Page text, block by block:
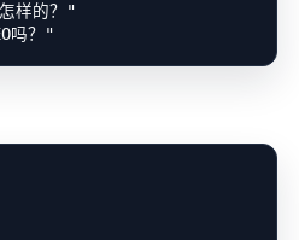
样的？"